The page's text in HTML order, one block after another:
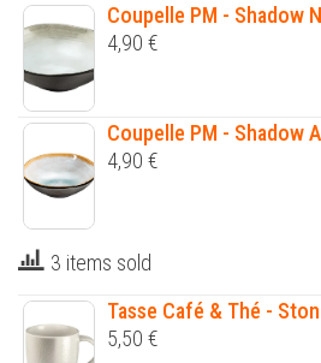
Coupelle PM - Shadow
4,90 €
Coupelle PM - Shadow
4,90 €
3 items sold
Tasse Café & Thé -
5,50 €